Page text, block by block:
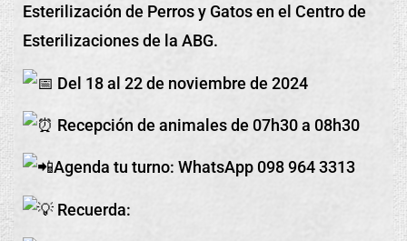
Esterilización de Perros y Gatos en el Centro de
Esterilizaciones de la ABG.
Del 18 al 22 de noviembre de 2024
Recepción de animales de 07h30 a 08h30
Agenda tu turno: WhatsApp 098 964 3313
Recuerda: